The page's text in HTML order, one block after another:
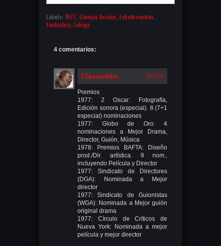
Labels: 1977 Ciencia ficción Extraterrestres
Fantástico ,Intriga
4 comentarios:
Clasicofilm 10/7/24
Premios
1977: 2 Oscar: Fotografía,
Edición sonora (especial). 8 (7+1
especial) nominaciones
1977: Globo de Oro: 4
nominaciones a Mejor Drama,
Director, Guión, Música
1978: Premios BAFTA: Diseño
prod./Dir. artística. 9 nom.,
incluyendo Película y Director
1977: Sindicato de Directores
(DGA): Nominada a Mejor
director
1977: Sindicato de Guionistas
(WGA): Nominada a Mejor guión
original drama
1977: Círculo de Críticos de
Nueva York: Nominada a mejor
película y mejor director